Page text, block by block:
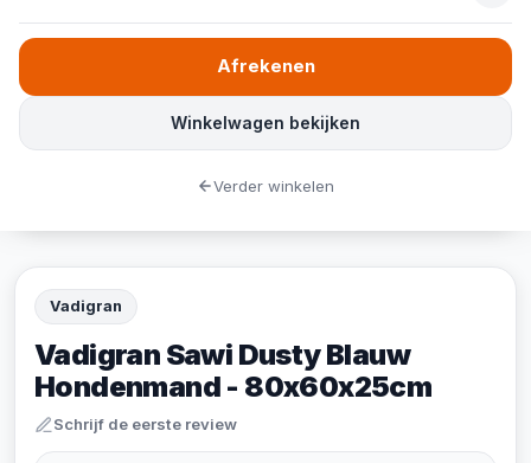
Vadigran
Vadigran Sawi Dusty Blauw
Hondenmand - 80x60x25cm
Schrijf de eerste review
Winkelwagen bekijken
Afrekenen
Verder winkelen